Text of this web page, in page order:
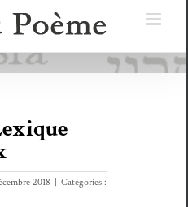
2018
Catégories :